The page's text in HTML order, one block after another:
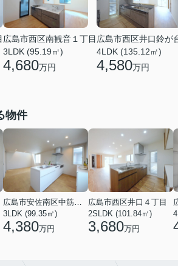
広島市西区南観音１丁目
3LDK (95.19㎡)
4,680万円
広島市西区井口鈴が
4LDK (135.12㎡)
4,580万円
物件
3LDK (99.35㎡)
4,380万円
広島市西区井口４丁目
2SLDK (101.84㎡)
3,680万円